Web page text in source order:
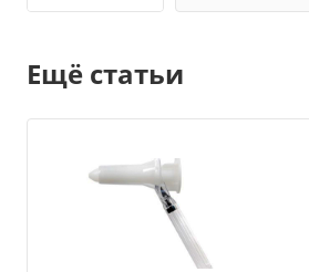
Ещё статьи